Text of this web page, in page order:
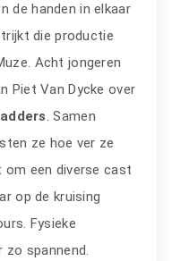
de handen in elkaar
die productie
Acht jongeren
Piet Van Dycke over
. Samen
ze hoe ver ze
om een diverse cast
op de kruising
Fysieke
zo spannend.